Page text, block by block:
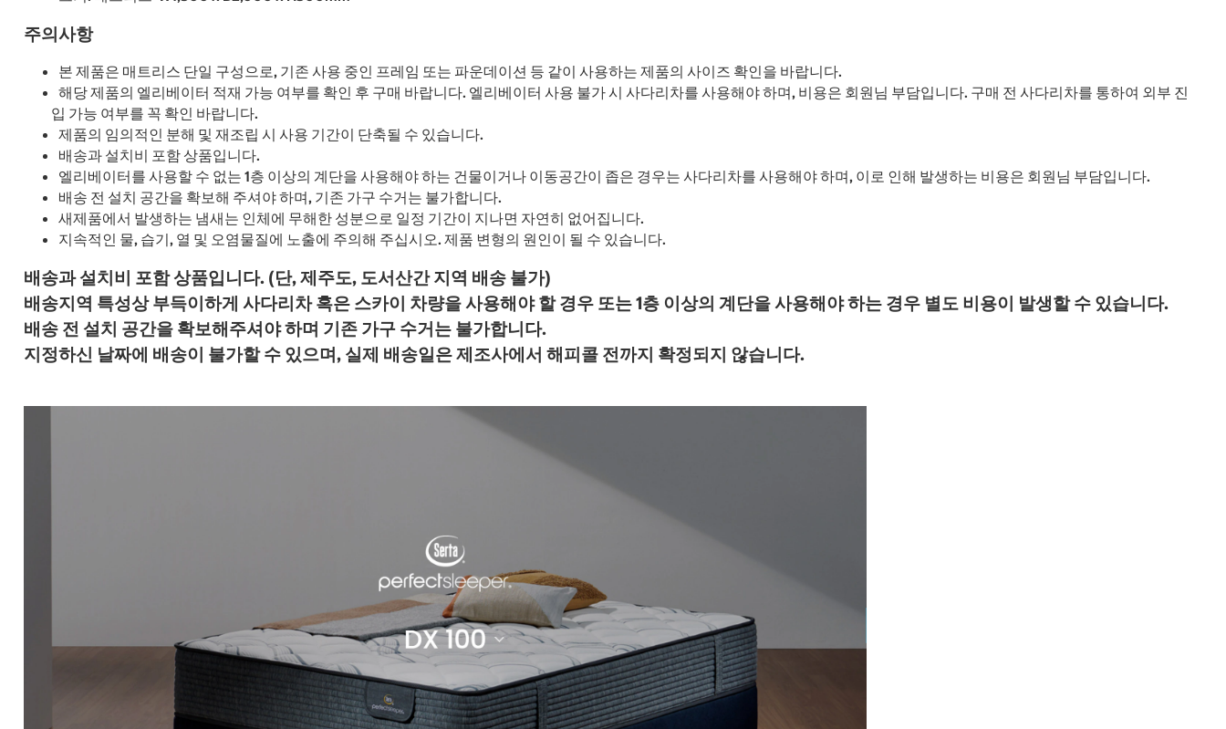
주의사항
본 제품은 매트리스 단일 구성으로, 기존 사용 중인 프레임 또는 파운데이션 등 같이 사용하는 제품의 사이즈 확인을 바랍니다.
해당 제품의 엘리베이터 적재 가능 여부를 확인 후 구매 바랍니다. 엘리베이터 사용 불가 시 사다리차를 사용해야 하며, 비용은 회원님 부담입니다. 구매 전 사다리차를 통하여 외부 진
입 가능 여부를 꼭 확인 바랍니다.
제품의 임의적인 분해 및 재조립 시 사용 기간이 단축될 수 있습니다.
배송과 설치비 포함 상품입니다.
엘리베이터를 사용할 수 없는 1층 이상의 계단을 사용해야 하는 건물이거나 이동공간이 좁은 경우는 사다리차를 사용해야 하며, 이로 인해 발생하는 비용은 회원님 부담입니다.
배송 전 설치 공간을 확보해 주셔야 하며, 기존 가구 수거는 불가합니다.
새제품에서 발생하는 냄새는 인체에 무해한 성분으로 일정 기간이 지나면 자연히 없어집니다.
지속적인 물, 습기, 열 및 오염물질에 노출에 주의해 주십시오. 제품 변형의 원인이 될 수 있습니다.
배송과 설치비 포함 상품입니다. (단, 제주도, 도서산간 지역 배송 불가)
배송지역 특성상 부득이하게 사다리차 혹은 스카이 차량을 사용해야 할 경우 또는 1층 이상의 계단을 사용해야 하는 경우 별도 비용이 발생할 수 있습니다.
배송 전 설치 공간을 확보해주셔야 하며 기존 가구 수거는 불가합니다.
지정하신 날짜에 배송이 불가할 수 있으며, 실제 배송일은 제조사에서 해피콜 전까지 확정되지 않습니다.